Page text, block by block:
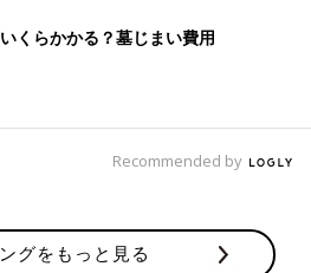
くらかかる？墓じまい費用
Recommended by
グをもっと見る